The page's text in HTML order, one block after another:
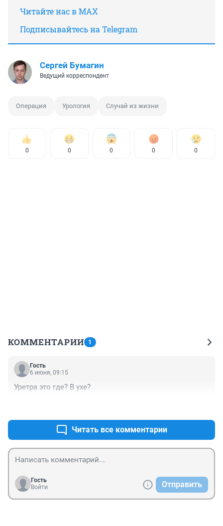
Читайте нас в MAX
Подписывайтесь на Telegram
Сергей Бумагин
Ведущий корреспондент
Операция Урология Случай из жизни
0 0 0 0 0
КОММЕНТАРИИ 1
Гость
6 июня, 09:15
Уретра это где? В ухе?
Читать все комментарии
Гость
Войти
Отправить